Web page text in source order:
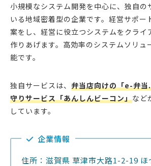
小規模なシステム開発を中心に、独自の
いる地域密着型の企業です。経営サポー
案をし、経営に役立つシステムをクライ
作りあげます。高効率のシステムソリュ
能です。
独自サービスは、 弁当店向けの「e-弁
守りサービス「あんしんビーコン」など
しています。
企業情報
住所：滋賀県 草津市大路1-2-19 ほ